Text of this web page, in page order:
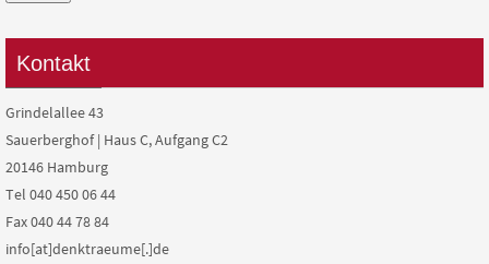
Kontakt
Grindelallee 43
Sauerberghof | Haus C, Aufgang C2
20146 Hamburg
Tel 040 450 06 44
Fax 040 44 78 84
info[at]denktraeume[.]de